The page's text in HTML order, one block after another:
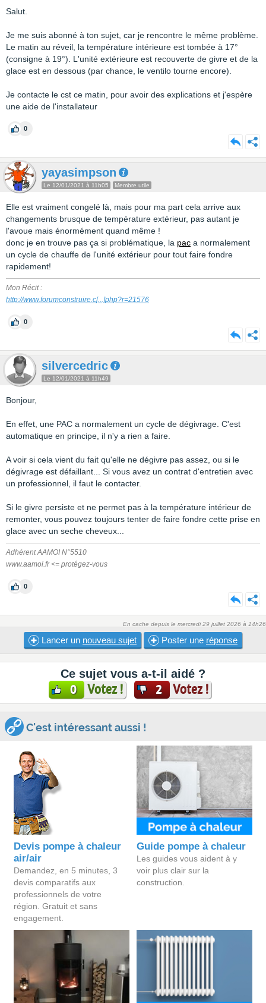
Salut.
Je me suis abonné à ton sujet, car je rencontre le même problème.
Le matin au réveil, la température intérieure est tombée à 17°
(consigne à 19°). L'unité extérieure est recouverte de givre et de la
glace est en dessous (par chance, le ventilo tourne encore).
Je contacte le cst ce matin, pour avoir des explications et j'espère
une aide de l'installateur
0
yayasimpson
Le 12/01/2021 à 11h05 Membre utile
Elle est vraiment congelé là, mais pour ma part cela arrive aux
changements brusque de température extérieur, pas autant je
l'avoue mais énormément quand même !
donc je en trouve pas ça si problématique, la pac a normalement
un cycle de chauffe de l'unité extérieur pour tout faire fondre
rapidement!
Mon Récit :
http://www.forumconstruire.c[...]php?r=21576
0
silvercedric
Le 12/01/2021 à 11h49
Bonjour,
En effet, une PAC a normalement un cycle de dégivrage. C'est
automatique en principe, il n'y a rien a faire.
A voir si cela vient du fait qu'elle ne dégivre pas assez, ou si le
dégivrage est défaillant... Si vous avez un contrat d'entretien avec
un professionnel, il faut le contacter.
Si le givre persiste et ne permet pas à la température intérieur de
remonter, vous pouvez toujours tenter de faire fondre cette prise en
glace avec un seche cheveux...
Adhérent AAMOI N°5510
www.aamoi.fr <= protégez-vous
0
En cache depuis le mercredi 29 juillet 2026 à 14h26
Lancer un nouveau sujet Poster une réponse
Ce sujet vous a-t-il aidé ?
0 Votez ! 2 Votez !
C'est intéressant aussi !
Devis pompe à chaleur
air/air
Demandez, en 5 minutes, 3
devis comparatifs aux
professionnels de votre
région. Gratuit et sans
engagement.
Guide pompe à chaleur
Les guides vous aident à y
voir plus clair sur la
construction.